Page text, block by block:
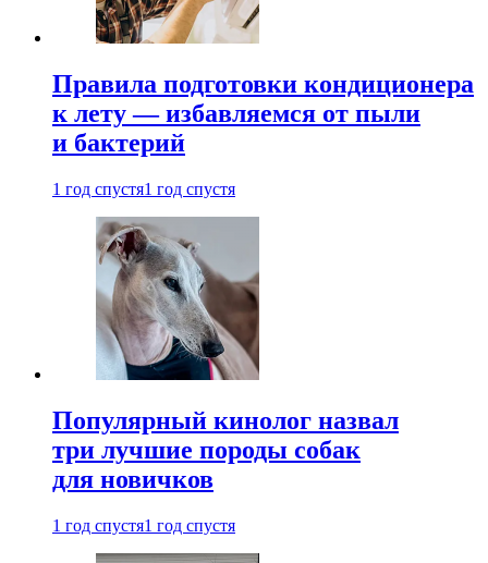
Правила подготовки кондиционера
к лету — избавляемся от пыли
и бактерий
1 год спустя1 год спустя
Популярный кинолог назвал
три лучшие породы собак
для новичков
1 год спустя1 год спустя